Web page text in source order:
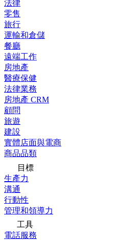
法律
零售
旅行
運輸和倉儲
餐廳
遠端工作
房地產
醫療保健
法律業務
房地產 CRM
顧問
旅遊
建設
實體店面與電商
商品品類
目標
生產力
溝通
行動性
管理和領導力
工具
電話服務